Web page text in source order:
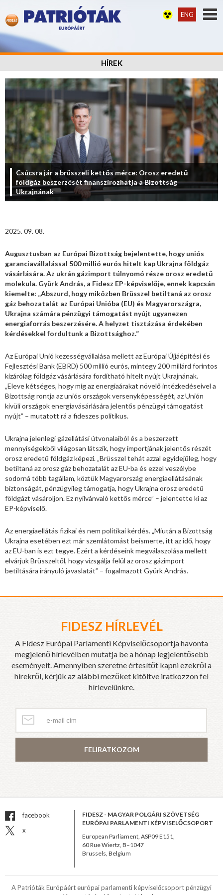
ENG
HÍREK
Csúcsra jár a brüsszeli kettős mérce: Orosz eredetű
földgáz beszerzését finanszírozhatja a Bizottság
Ukrajnának
2025. 09. 08.
Augusztusban az Európai Bizottság bejelentette, hogy uniós
garanciavállalással 500 millió eurós hitelt kap Ukrajna földgáz
vásárlására. Az ukrán gázimport túlnyomó része orosz eredetű
molekula. Gyürk András, a Fidesz EP-képviselője, ennek kapcsán
kiemelte: „Abszurd, hogy miközben Brüsszel betiltaná az orosz
gáz behozatalát az Európai Unióba (EU) és Magyarországra,
Ukrajna számára pénzügyi támogatást nyújt ugyanezen
energiaforrás beszerzésére. A helyzet tisztázása érdekében
kérdésekkel fordultunk a Bizottsághoz.”
Az Európai Unió kezességvállalása mellett az Európai Újjáépítési és
Fejlesztési Bank (EBRD) 500 millió eurós, mintegy 200 millárd forintos
kizárólag földgáz vásárlására fordítható hitelt nyújt Ukrajnának.
„Eleve kétséges, hogy míg az energiaárakat növelő intézkedéseivel a
Bizottság rontja az uniós országok versenyképességét, az Unión
kívüli országok energiavásárlására jelentős pénzügyi támogatást
nyújt” – mutatott rá a fideszes politikus.
Ukrajna jelenlegi gázellátási útvonalaiból és a beszerzett
mennyiségekből világosan látszik, hogy importjának jelentős részét
orosz eredetű földgáz képezi. „Brüsszel tehát azzal egyidejűleg, hogy
betiltaná az orosz gáz behozatalát az EU-ba és ezzel veszélybe
sodorná több tagállam, köztük Magyarország energiaellátásának
biztonságát, pénzügyileg támogatja, hogy Ukrajna orosz eredetű
földgázt vásároljon. Ez nyilvánvaló kettős mérce” – jelentette ki az
EP-képviselő.
Az energiaellátás fizikai és nem politikai kérdés. „Miután a Bizottság
Ukrajna esetében ezt már szemlátomást beismerte, itt az idő, hogy
az EU-ban is ezt tegye. Ezért a kérdéseink megválaszolása mellett
elvárjuk Brüsszeltől, hogy vizsgálja felül az orosz gázimport
betiltására irányuló javaslatát” – fogalmazott Gyürk András.
FIDESZ HÍRLEVÉL
A Fidesz Európai Parlamenti Képviselőcsoportja havonta
megjelenő hírlevélben mutatja be a hónap legjelentősebb
eseményeit. Amennyiben szeretne értesítőt kapni ezekről a
hírekről, kérjük az alábbi mezőket kitöltve iratkozzon fel
hírlevelünkre.
FELIRATKOZOM
facebook
x
FIDESZ - MAGYAR POLGÁRI SZÖVETSÉG
EURÓPAI PARLAMENTI KÉPVISELŐCSOPORT
European Parliament, ASP09 E151,
60 Rue Wiertz, B–1047
Brussels, Belgium
A Patrióták Európáért európai parlamenti képviselőcsoport pénzügyi